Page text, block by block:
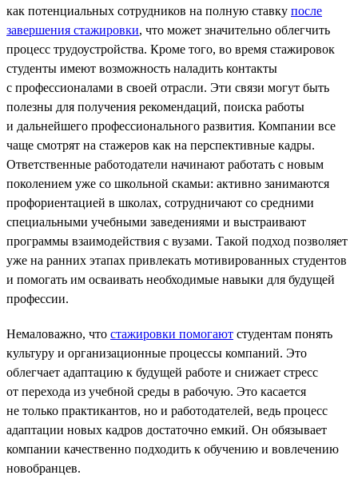
как потенциальных сотрудников на полную ставку после
завершения стажировки, что может значительно облегчить
процесс трудоустройства​. Кроме того, во время стажировок
студенты имеют возможность наладить контакты
с профессионалами в своей отрасли. Эти связи могут быть
полезны для получения рекомендаций, поиска работы
и дальнейшего профессионального развития. Компании все
чаще смотрят на стажеров как на перспективные кадры.
Ответственные работодатели начинают работать с новым
поколением уже со школьной скамьи: активно занимаются
профориентацией в школах, сотрудничают со средними
специальными учебными заведениями и выстраивают
программы взаимодействия с вузами. Такой подход позволяет
уже на ранних этапах привлекать мотивированных студентов
и помогать им осваивать необходимые навыки для будущей
профессии.
Немаловажно, что стажировки помогают студентам понять
культуру и организационные процессы компаний. Это
облегчает адаптацию к будущей работе и снижает стресс
от перехода из учебной среды в рабочую. Это касается
не только практикантов, но и работодателей, ведь процесс
адаптации новых кадров достаточно емкий. Он обязывает
компании качественно подходить к обучению и вовлечению
новобранцев.